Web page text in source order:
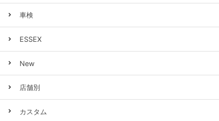
車検
ESSEX
New
店舗別
カスタム